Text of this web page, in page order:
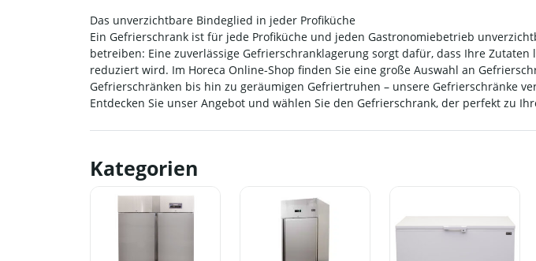
Das unverzichtbare Bindeglied in jeder Profiküche
Ein Gefrierschrank ist für jede Profiküche und jeden Gastronomiebetrieb
betreiben: Eine zuverlässige Gefrierschranklagerung sorgt dafür, dass Ihre
reduziert wird. Im Horeca Online-Shop finden Sie eine große Auswahl an
Gefrierschränken bis hin zu geräumigen Gefriertruhen – unsere Gefrierschränke
Entdecken Sie unser Angebot und wählen Sie den Gefrierschrank, der perfekt zu
Kategorien